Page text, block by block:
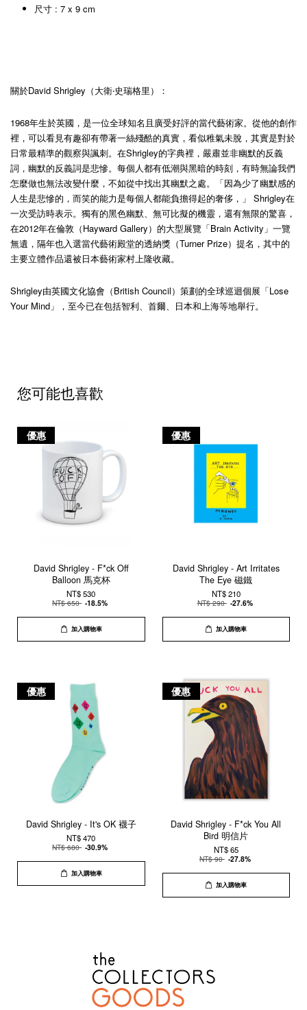
尺寸 : 7 x 9 cm
關於David Shrigley（大衛‧史瑞格里）：
1968年生於英國，是一位全球知名且廣受好評的當代藝術家。從他的創作
裡，可以看見有趣卻有帶著一絲殘酷的真實，看似稚氣未脫，其實是對於
日常最精準的觀察與諷刺。在Shrigley的字典裡，嚴肅並非幽默的反義
詞，幽默的反義詞是悲慘。每個人都有低潮與黑暗的時刻，有時無論我們
怎麼做也無法改變什麼，不如從中找出其幽默之處。「因為少了幽默感的
人生是悲慘的，而笑的能力是每個人都能負擔得起的奢侈，」 Shrigley在
一次受訪時表示。獨有的黑色幽默、無可比擬的機靈，還有無限的驚喜，
在2012年在倫敦（Hayward Gallery）的大型展覽「Brain Activity」一覽
無遺，隔年也入選當代藝術殿堂的透納獎（Turner Prize）提名，其中的
主要立體作品還被日本藝術家村上隆收藏。
Shrigley由英國文化協會（British Council）策劃的全球巡迴個展「Lose
Your Mind」，至今已在包括智利、首爾、日本和上海等地舉行。
您可能也喜歡
優惠
David Shrigley - F*ck Off
Balloon 馬克杯
NT$ 530
NT$ 650 -18.5%
加入購物車
優惠
David Shrigley - Art Irritates
The Eye 磁鐵
NT$ 210
NT$ 290 -27.6%
加入購物車
優惠
David Shrigley - It's OK 襪子
NT$ 470
NT$ 680 -30.9%
加入購物車
優惠
David Shrigley - F*ck You All
Bird 明信片
NT$ 65
NT$ 90 -27.8%
加入購物車